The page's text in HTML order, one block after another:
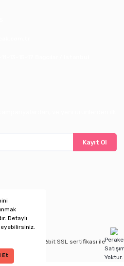
Detaylı
Et
Kayıt Ol
bilgileriniz 256bit SSL sertifikası ile
Yoktur.